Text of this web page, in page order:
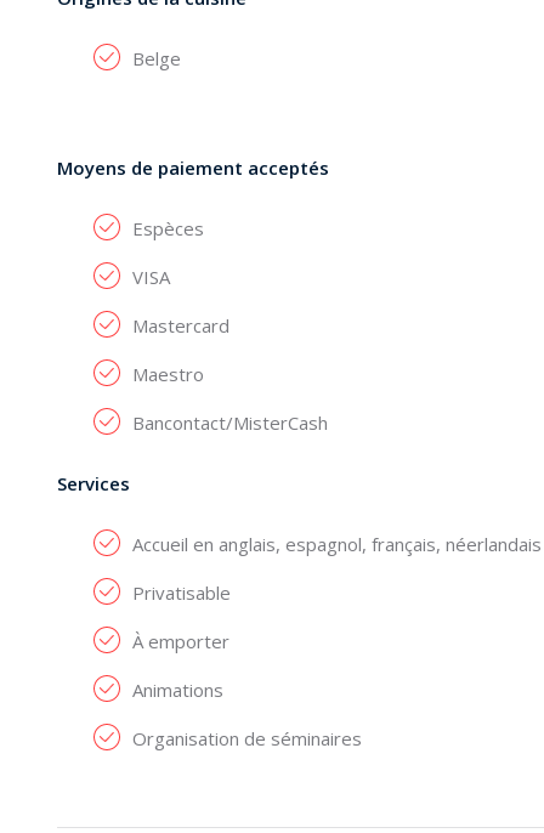
Belge
Moyens de paiement acceptés
Espèces
VISA
Mastercard
Maestro
Bancontact/MisterCash
Services
Accueil en anglais, espagnol, français, néerlandais
Privatisable
À emporter
Animations
Organisation de séminaires